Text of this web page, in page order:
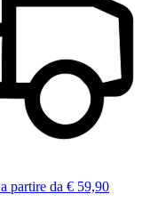
a partire da € 59,90